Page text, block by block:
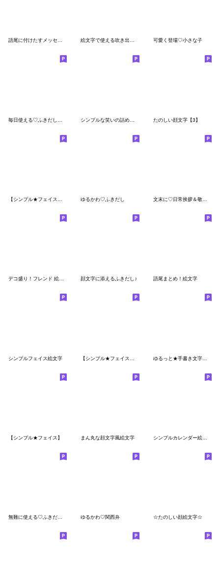
語尾に付けたすメッセージ 絵文字で使える吹き出し絵文字2 可愛く登場♡小さな子
たのしい顔文字【3】
ゆるかわ♡ふきだし 文末に♡日常挨拶＆敬語 絵文字
デコ盛り！フレンド 絵文字２ 顔文字に添えるふきだし♪ 語尾まとめ！絵文字
シンプルフェイス絵文字 ゆるっと★手書き文字【よく使う言葉編】
【シンプル★フェイス】 まん丸な顔文字風絵文字 シンプルカレンダー絵文字
無難に使える♡ふきだし絵文字 ゆるかわ♡関西弁 ☆たのしい顔絵文字☆